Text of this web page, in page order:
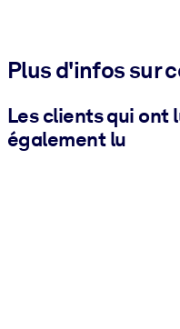
Plus d'infos sur
Les clients qui ont
également lu